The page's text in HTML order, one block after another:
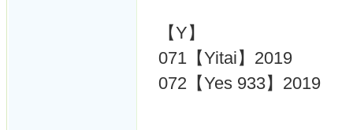
【Y】
071【Yitai】2019
072【Yes 933】2019